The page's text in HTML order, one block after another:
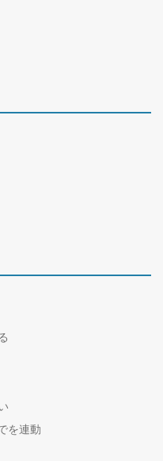
を連動